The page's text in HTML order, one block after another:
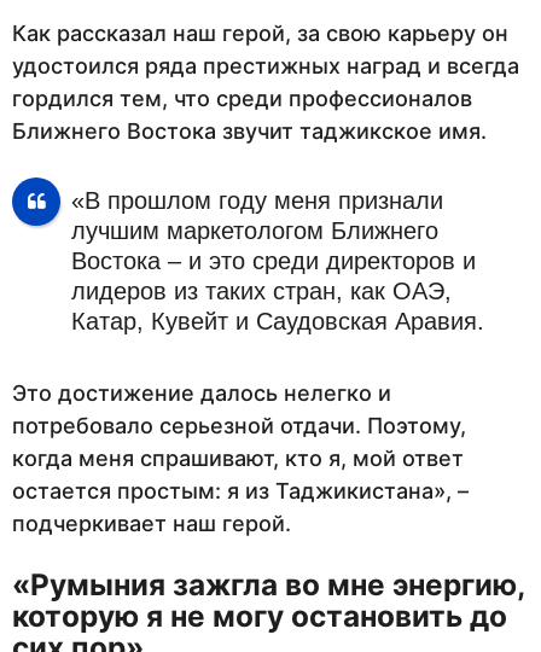
Как рассказал наш герой, за свою карьеру он
удостоился ряда престижных наград и всегда
гордился тем, что среди профессионалов
Ближнего Востока звучит таджикское имя.
«В прошлом году меня признали
лучшим маркетологом Ближнего
Востока – и это среди директоров и
лидеров из таких стран, как ОАЭ,
Катар, Кувейт и Саудовская Аравия.
Это достижение далось нелегко и
потребовало серьезной отдачи. Поэтому,
когда меня спрашивают, кто я, мой ответ
остается простым: я из Таджикистана», –
подчеркивает наш герой.
«Румыния зажгла во мне энергию,
которую я не могу остановить до